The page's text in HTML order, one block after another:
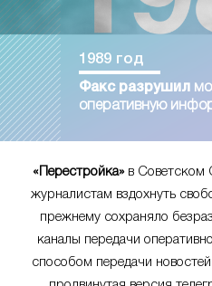
1989 год
Факс разрушил
оперативную
«Перестройка»в Советском
журналистам вздохнуть
прежнему сохраняло
каналы передачи
способом передачи